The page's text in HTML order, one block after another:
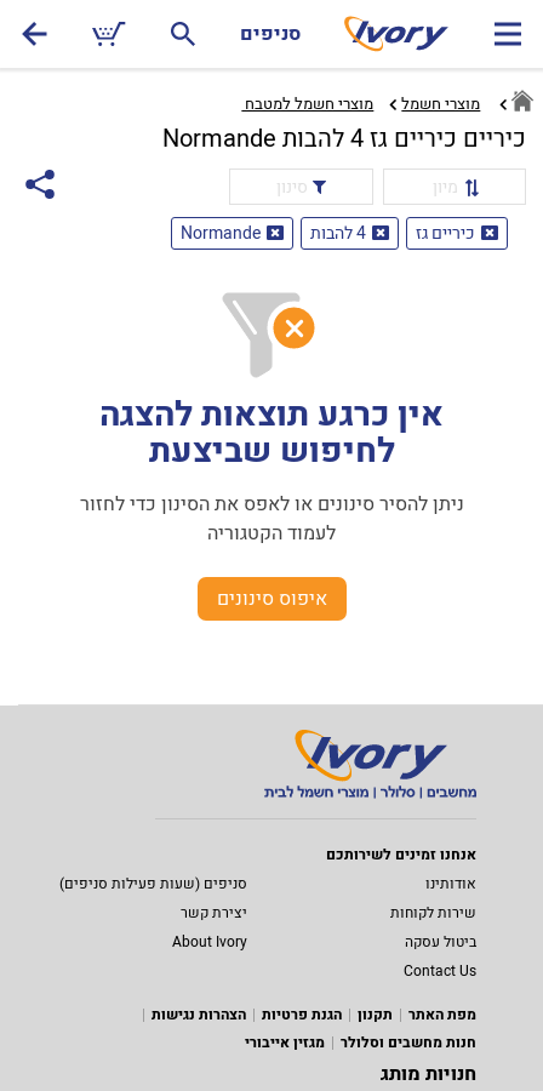
סניפים
מוצרי חשמל מוצרי חשמל למטבח ‏
כיריים כיריים גז 4 להבות Normande
מיון
סינון
כיריים גז
4 להבות Normande
אין כרגע תוצאות להצגה
לחיפוש שביצעת
ניתן להסיר סינונים או לאפס את הסינון כדי לחזור
לעמוד הקטגוריה
איפוס סינונים
אנחנו זמינים לשירותכם
אודותינו
סניפים (שעות פעילות סניפים)
שירות לקוחות
יצירת קשר
ביטול עסקה
About Ivory
Contact Us
מפת האתר
תקנון הגנת פרטיות
הצהרות נגישות
חנות מחשבים וסלולר
מגזין אייבורי
חנויות מותג